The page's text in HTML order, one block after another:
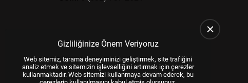
Gizliliğinize Önem Veriyoruz
Web sitemiz, tarama deneyiminizi geliştirmek, site trafiğini
analiz etmek ve sitemizin işlevselliğini artırmak için çerezler
kullanmaktadır. Web sitemizi kullanmaya devam ederek, bu